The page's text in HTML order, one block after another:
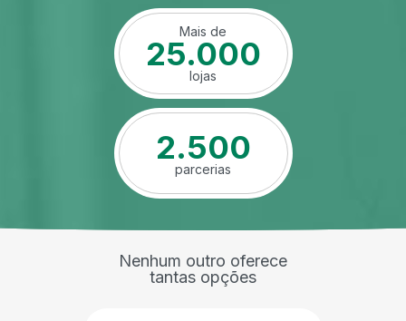
Mais de
25.000
lojas
2.500
parcerias
Nenhum outro oferece
tantas opções